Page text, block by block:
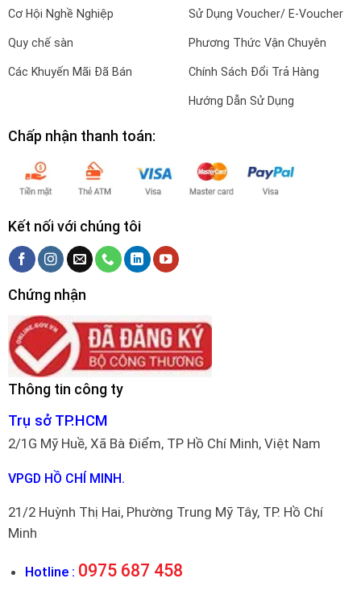
Cơ Hội Nghề Nghiệp
Quy chế sàn
Các Khuyến Mãi Đã Bán
Sử Dụng Voucher/ E-Voucher
Phương Thức Vận Chuyên
Chính Sách Đổi Trả Hàng
Hướng Dẫn Sử Dụng
Chấp nhận thanh toán:
Kết nối với chúng tôi
Chứng nhận
Thông tin công ty
Trụ sở TP.HCM
2/1G Mỹ Huề, Xã Bà Điểm, TP Hồ Chí Minh, Việt Nam
VPGD HỒ CHÍ MINH.
21/2 Huỳnh Thị Hai, Phường Trung Mỹ Tây, TP. Hồ Chí
Minh
Hotline : 0975 687 458